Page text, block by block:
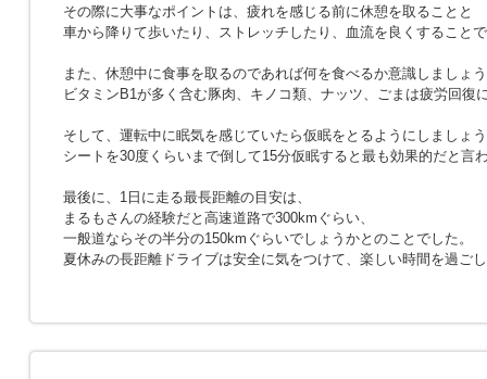
その際に大事なポイントは、疲れを感じる前に休憩を取ることと
車から降りて歩いたり、ストレッチしたり、血流を良くすること
また、休憩中に食事を取るのであれば何を食べるか意識しましょ
ビタミンB1が多く含む豚肉、キノコ類、ナッツ、ごまは疲労回復
そして、運転中に眠気を感じていたら仮眠をとるようにしましょ
シートを30度くらいまで倒して15分仮眠すると最も効果的だと言
最後に、1日に走る最長距離の目安は、
まるもさんの経験だと高速道路で300kmぐらい、
一般道ならその半分の150kmぐらいでしょうかとのことでした。
夏休みの長距離ドライブは安全に気をつけて、楽しい時間を過ご